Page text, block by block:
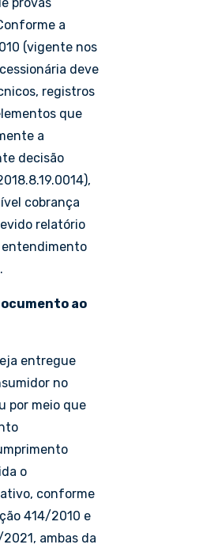
a
(vigente nos
deve
registros
que
a
decisão
cobrança
relatório
entendimento
ao
entregue
no
por meio que
o
conforme
414/2010 e
ambas da